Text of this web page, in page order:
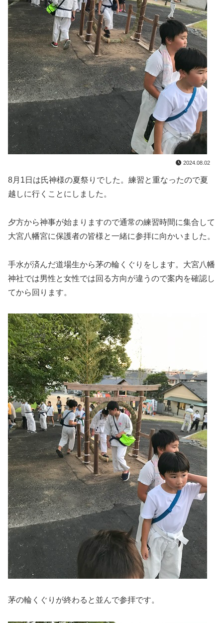
2024.08.02
8月1日は氏神様の夏祭りでした。練習と重なったので夏
越しに行くことにしました。
夕方から神事が始まりますので通常の練習時間に集合して
大宮八幡宮に保護者の皆様と一緒に参拝に向かいました。
手水が済んだ道場生から茅の輪くぐりをします。大宮八幡
神社では男性と女性では回る方向が違うので案内を確認し
てから回ります。
茅の輪くぐりが終わると並んで参拝です。